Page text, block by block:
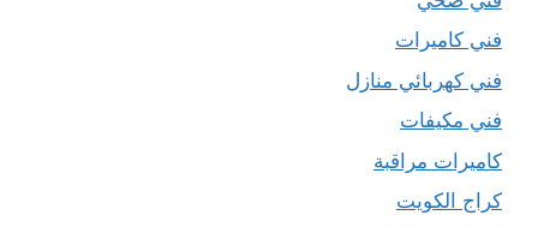
فني كاميرات
فني كهربائي منازل
فني مكيفات
كاميرات مراقبة
كراج الكويت